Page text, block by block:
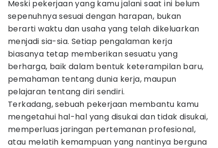
Meski pekerjaan yang kamu jalani saat ini belum
sepenuhnya sesuai dengan harapan, bukan
berarti waktu dan usaha yang telah dikeluarkan
menjadi sia-sia. Setiap pengalaman kerja
biasanya tetap memberikan sesuatu yang
berharga, baik dalam bentuk keterampilan baru,
pemahaman tentang dunia kerja, maupun
pelajaran tentang diri sendiri.
Terkadang, sebuah pekerjaan membantu kamu
mengetahui hal-hal yang disukai dan tidak disukai,
memperluas jaringan pertemanan profesional,
atau melatih kemampuan yang nantinya berguna